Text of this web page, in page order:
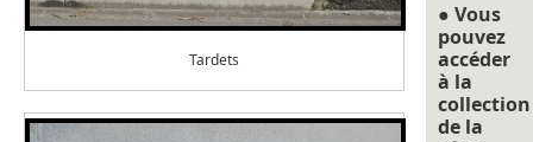
Tardets
● Vous
pouvez
accéder
à la
collection
de la